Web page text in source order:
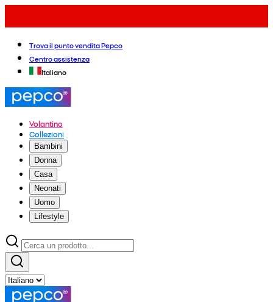
Trova il punto vendita Pepco
Centro assistenza
Italiano
Volantino
Collezioni
Bambini
Donna
Casa
Neonati
Uomo
Lifestyle